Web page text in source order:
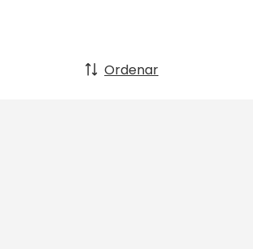
Ordenar